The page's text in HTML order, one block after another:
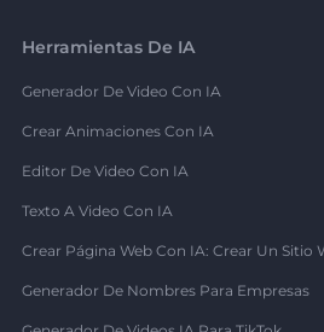
Herramientas De IA
Generador De Video Con IA
Crear Animaciones Con IA
Editor De Video Con IA
Texto A Video Con IA
Crear Página Web Con IA: Crear Un Sitio
Generador De Nombres Para Empresas